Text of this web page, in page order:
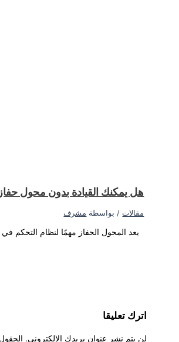
الكربون والملوثات الأخرى في الهواء.